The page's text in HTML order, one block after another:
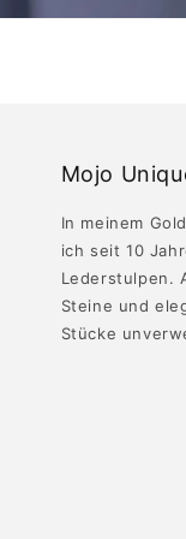
Mojo
In meinem
ich seit 10
Lederstulpen.
Steine und
Stücke